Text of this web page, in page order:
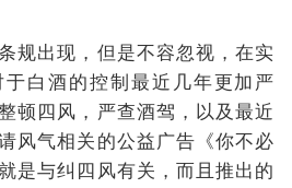
规出现，但是不容忽视，在实
白酒的控制最近几年更加严
顿四风，严查酒驾，以及最近
风气相关的公益广告《你不必
是与纠四风有关，而且推出的